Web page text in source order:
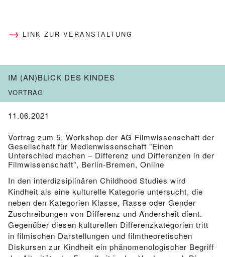
LINK ZUR VERANSTALTUNG
IM (AN)BLICK DES KINDES
VORTRAG
11.06.2021
Vortrag zum 5. Workshop der AG Filmwissenschaft der
Gesellschaft für Medienwissenschaft "Einen
Unterschied machen – Differenz und Differenzen in der
Filmwissenschaft", Berlin-Bremen, Online
In den interdizsiplinären Childhood Studies wird
Kindheit als eine kulturelle Kategorie untersucht, die
neben den Kategorien Klasse, Rasse oder Gender
Zuschreibungen von Differenz und Andersheit dient.
Gegenüber diesen kulturellen Differenzkategorien tritt
in filmischen Darstellungen und filmtheoretischen
Diskursen zur Kindheit ein phänomenologischer Begriff